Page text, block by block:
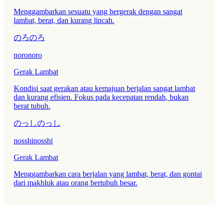
Menggambarkan sesuatu yang bergerak dengan sangat
lambat, berat, dan kurang lincah.
のろのろ
noronoro
Gerak Lambat
Kondisi saat gerakan atau kemajuan berjalan sangat lambat
dan kurang efisien. Fokus pada kecepatan rendah, bukan
berat tubuh.
のっしのっし
nosshinosshi
Gerak Lambat
Menggambarkan cara berjalan yang lambat, berat, dan gontai
dari makhluk atau orang bertubuh besar.